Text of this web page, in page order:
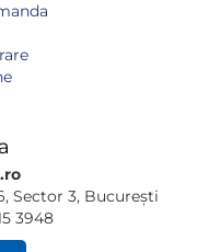
Sector 3, București
3948